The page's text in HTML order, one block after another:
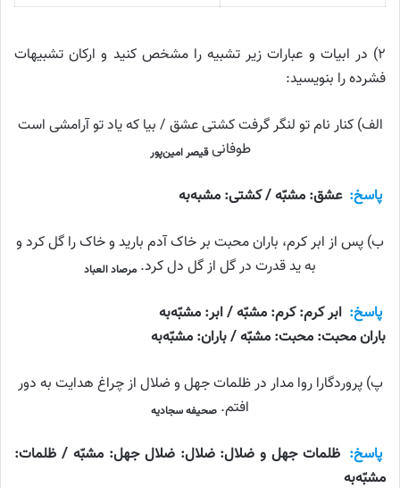
۲) در ابیات و عبارات زیر تشبیه را مشخص کنید و ارکان تشبیهات
فشرده را بنویسید:
الف) کنار نام تو لنگر گرفت کشتی عشق / بیا که یاد تو آرامشی است
طوفانیقیصر امین‌پور
پاسخ: عشق: مشبّه / کشتی: مشبه‌به
ب) پس از ابر کرم، باران محبت بر خاک آدم بارید و خاک را گل کرد و
به ید قدرت در گل از گل دل کرد. مرصاد العباد
پاسخ: ابر کرم: کرم: مشبّه / ابر: مشبّه‌به
باران محبت: محبت: مشبّه / باران: مشبّه‌به
پ) پروردگارا روا مدار در ظلمات جهل و ضلال از چراغ هدایت به دور
افتم. صحیفه سجادیه
پاسخ: ظلمات جهل و ضلال: ضلال: ضلال جهل: مشبّه / ظلمات:
مشبّه‌به